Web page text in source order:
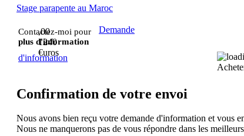
Stage parapente au Maroc
Contactez-moi pour
plus d'information
Demande
d'information
,00
1240
€uros
Confirmation de votre envoi
Nous avons bien reçu votre demande d'information et vous
Nous ne manquerons pas de vous répondre dans les